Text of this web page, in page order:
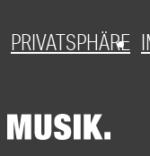
PRIVATSPHÄRE